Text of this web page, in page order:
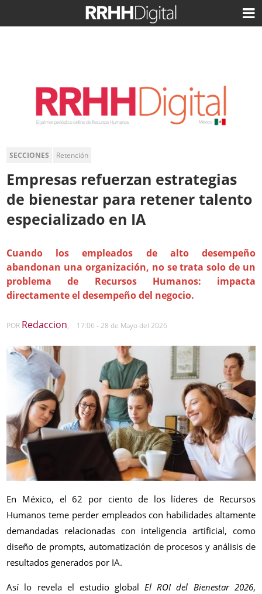
SECCIONES Retención
Empresas refuerzan estrategias
de bienestar para retener talento
especializado en IA
Cuando los empleados de alto desempeño
abandonan una organización, no se trata solo de un
problema de Recursos Humanos: impacta
directamente el desempeño del negocio.
POR Redaccion, 17:06 - 28 de Mayo del 2026
En México, el 62 por ciento de los líderes de Recursos
Humanos teme perder empleados con habilidades altamente
demandadas relacionadas con inteligencia artificial, como
diseño de prompts, automatización de procesos y análisis de
resultados generados por IA.
Así lo revela el estudio globalEl ROI del Bienestar 2026,